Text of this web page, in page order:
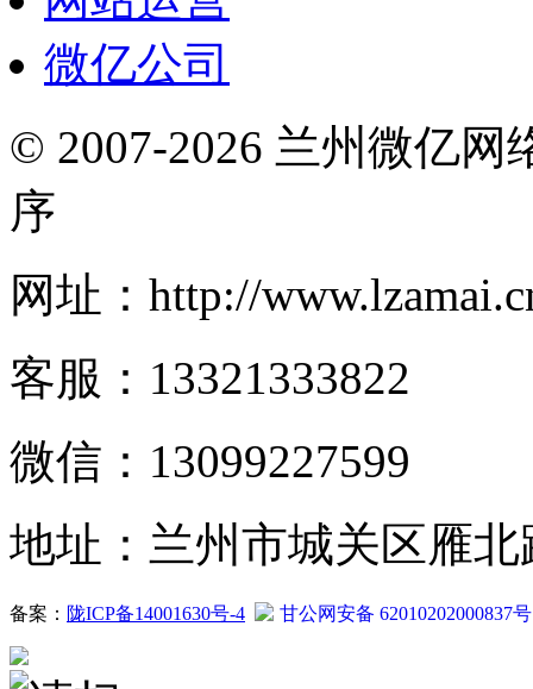
微亿公司
© 2007-2026 兰州微亿网
序
网址：http://
客服：13321333822
微信：13099227599
地址：兰州市城关区雁北
备案： 陇ICP备14001630号-4 甘公网安备 62010202000837号